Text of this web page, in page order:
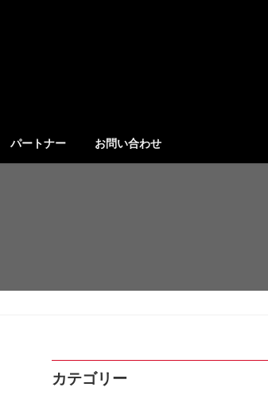
パートナー お問い合わせ
カテゴリー